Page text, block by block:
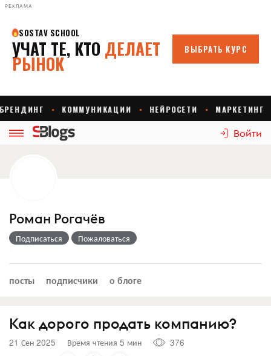
РЕКЛАМА
Войти
Роман Рогачёв
Подписаться Пожаловаться
посты подписчики о блоге
Как дорого продать компанию?
21 Сен 2025 Время чтения 5 мин
376